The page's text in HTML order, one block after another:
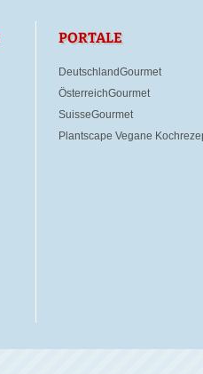
PORTALE
DeutschlandGourmet
ÖsterreichGourmet
SuisseGourmet
Plantscape Vegane